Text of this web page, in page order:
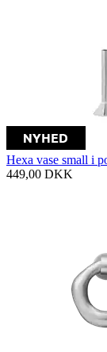
Hexa vase small i
449,00 DKK